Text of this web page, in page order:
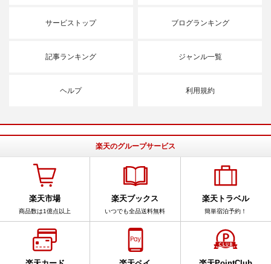
サービストップ ブログランキング
記事ランキング ジャンル一覧
ヘルプ 利用規約
楽天のグループサービス
楽天市場
商品数は1億点以上
楽天ブックス
いつでも全品送料無料
楽天トラベル
簡単宿泊予約！